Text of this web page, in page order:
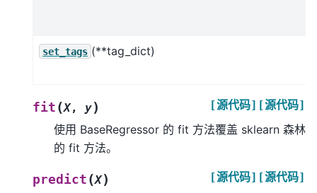
set_tags (**tag_dict)
fit (X, y) [源代码]
[源代码]
使用 BaseRegressor 的 fit 方法覆盖 sklearn 森林
的 fit 方法。
predict (X) [源代码]
[源代码]